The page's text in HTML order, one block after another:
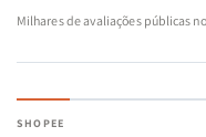
Milhares de avaliações públicas
SHOPEE